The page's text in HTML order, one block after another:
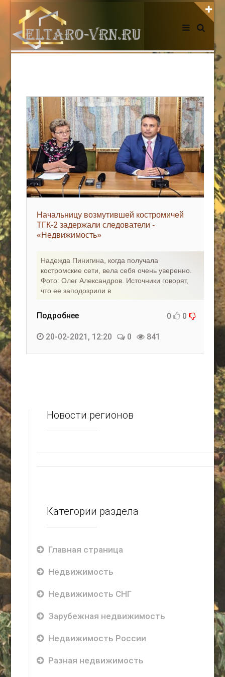
АВТОРИЗАЦИЯ НА САЙТЕ
Регистрация
НОВОСТИ СЕГОДНЯ
КАК С НАМИ СВЯЗАТЬСЯ
Edgarpo26@gmail.com
axin.ed@yandex.ru
Eltaro-Vrn.ru
@Edgarpo36
Начальницу возмутившей костромичей
ТГК-2 задержали следователи -
«Недвижимость»
Надежда Пинигина, когда получала
костромские сети, вела себя очень уверенно.
Фото: Олег Александров. Источники говорят,
что ее заподозрили в
Подробнее 0 0
20-02-2021, 12:20 0 841
Новости регионов
Категории раздела
Главная страница
Недвижимость
Недвижимость СНГ
Зарубежная недвижимость
Недвижимость России
Разная недвижимость